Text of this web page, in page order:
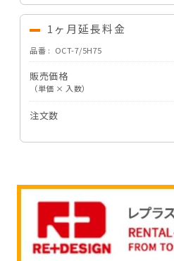
1ヶ月延長料金
品番 OCT-7/5H75
販売価格
（単価 × 入数）
注文数